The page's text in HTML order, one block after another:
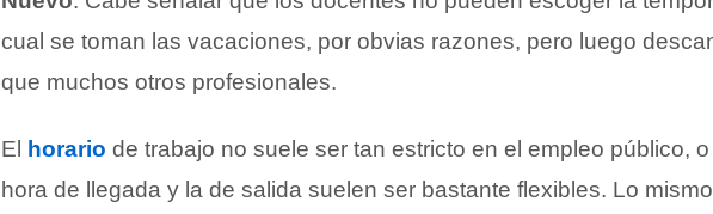
cual se toman las vacaciones, por obvias razones, pero luego
que muchos otros profesionales.
El horario de trabajo no suele ser tan estricto en el empleo público,
hora de llegada y la de salida suelen ser bastante flexibles. Lo